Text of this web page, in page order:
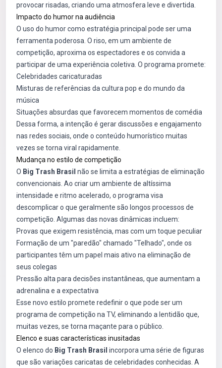
provocar risadas, criando uma atmosfera leve e divertida.
Impacto do humor na audiência
O uso do humor como estratégia principal pode ser uma
ferramenta poderosa. O riso, em um ambiente de
competição, aproxima os espectadores e os convida a
participar de uma experiência coletiva. O programa promete:
Celebridades caricaturadas
Misturas de referências da cultura pop e do mundo da
música
Situações absurdas que favorecem momentos de comédia
Dessa forma, a intenção é gerar discussões e engajamento
nas redes sociais, onde o conteúdo humorístico muitas
vezes se torna viral rapidamente.
Mudança no estilo de competição
O Big Trash Brasil não se limita a estratégias de eliminação
convencionais. Ao criar um ambiente de altíssima
intensidade e ritmo acelerado, o programa visa
descomplicar o que geralmente são longos processos de
competição. Algumas das novas dinâmicas incluem:
Provas que exigem resistência, mas com um toque peculiar
Formação de um "paredão" chamado "Telhado", onde os
participantes têm um papel mais ativo na eliminação de
seus colegas
Pressão alta para decisões instantâneas, que aumentam a
adrenalina e a expectativa
Esse novo estilo promete redefinir o que pode ser um
programa de competição na TV, eliminando a lentidão que,
muitas vezes, se torna maçante para o público.
Elenco e suas características inusitadas
O elenco do Big Trash Brasil incorpora uma série de figuras
que são variações caricatas de celebridades conhecidas. A